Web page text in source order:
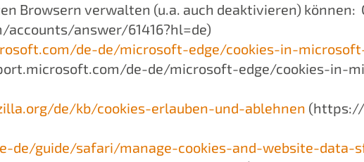
Browsern verwalten (u.a. auch deaktivieren) können:
answer/61416?hl=de)
de-de/microsoft-edge/cookies-in-
de-de/microsoft-edge/cookies-in-
de/kb/cookies-erlauben-und-ablehnen
de/guide/safari/manage-cookies-and-website-data-